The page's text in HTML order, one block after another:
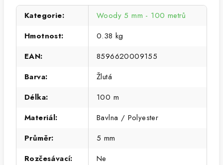
Kategorie:
Woody 5 mm - 100 metrů
Hmotnost:
0.38 kg
EAN:
8596620009155
Barva:
Žlutá
Délka:
100 m
Materiál:
Bavlna / Polyester
Průměr:
5 mm
Rozčesávací:
Ne